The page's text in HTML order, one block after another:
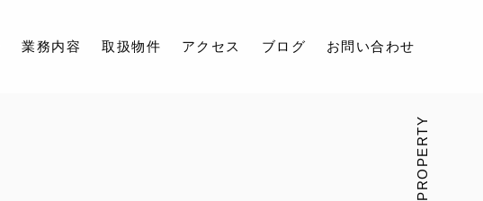
業務内容 取扱物件 アクセス ブログ お問い合わせ
PROPERTY